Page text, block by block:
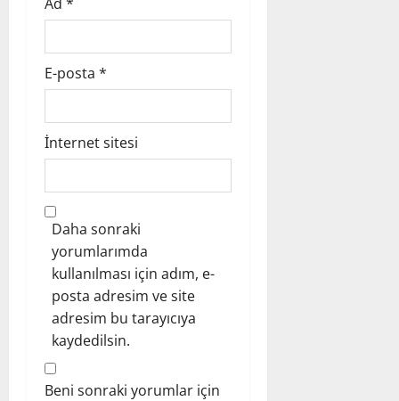
E-posta *
İnternet sitesi
Daha sonraki
yorumlarımda
kullanılması için adım, e-
posta adresim ve site
adresim bu tarayıcıya
kaydedilsin.
Beni sonraki yorumlar için